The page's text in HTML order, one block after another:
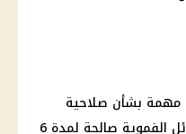
مهمة بشأن صلاحية
الأدوية بعد الفتح، أبرزها أن السوائل الفموية صالحة لمدة 6